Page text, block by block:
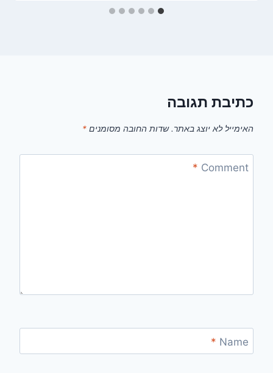
כתיבת תגובה
האימייל לא יוצג באתר. שדות החובה מסומנים *
Comment
*
Name
*